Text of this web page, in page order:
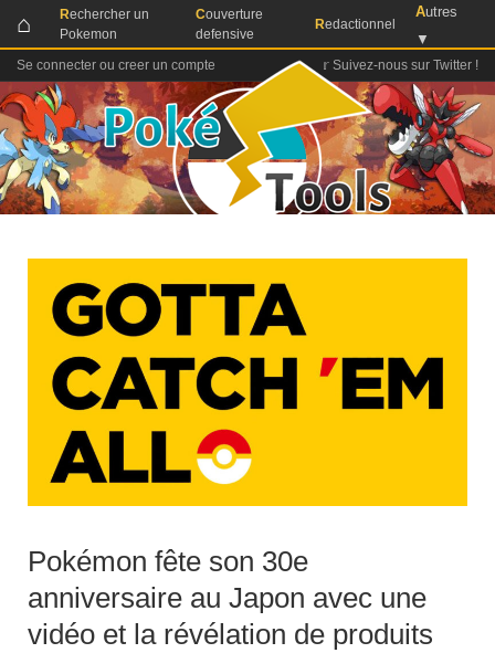
⌂ Rechercher un
Pokemon
Couverture
defensive
Redactionnel
Autres
▼
Se connecter ou creer un compte 𝕣 Suivez-nous sur Twitter !
contenu
Pokémon fête son 30e
anniversaire au Japon avec une
vidéo et la révélation de produits